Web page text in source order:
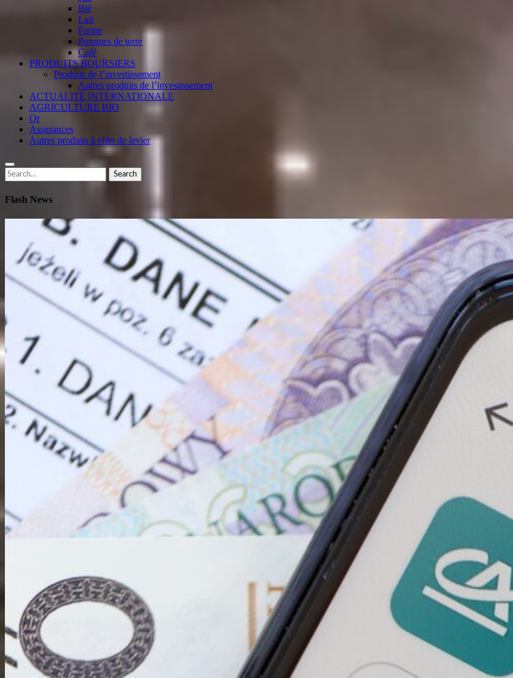
Blé
Lait
Farine
Pommes de terre
Café
PRODUITS BOURSIERS
Produits de l’investissement
Autres produits de l’investissement
ACTUALITÉ INTERNATIONALE
AGRICULTURE BIO
Or
Assurances
Autres produits à effet de levier
Search
for:
Search
Flash News